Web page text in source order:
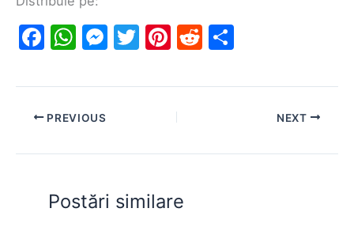
F
c
e
o
o
k
W
at
s
p
p
M
s
n
g
er
T
itt
Pi
er
e
R
d ar
PREVIOUS NEXT
Postări similare